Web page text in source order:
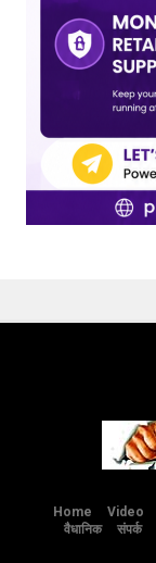
Home Video
वैधानिक
संपर्क